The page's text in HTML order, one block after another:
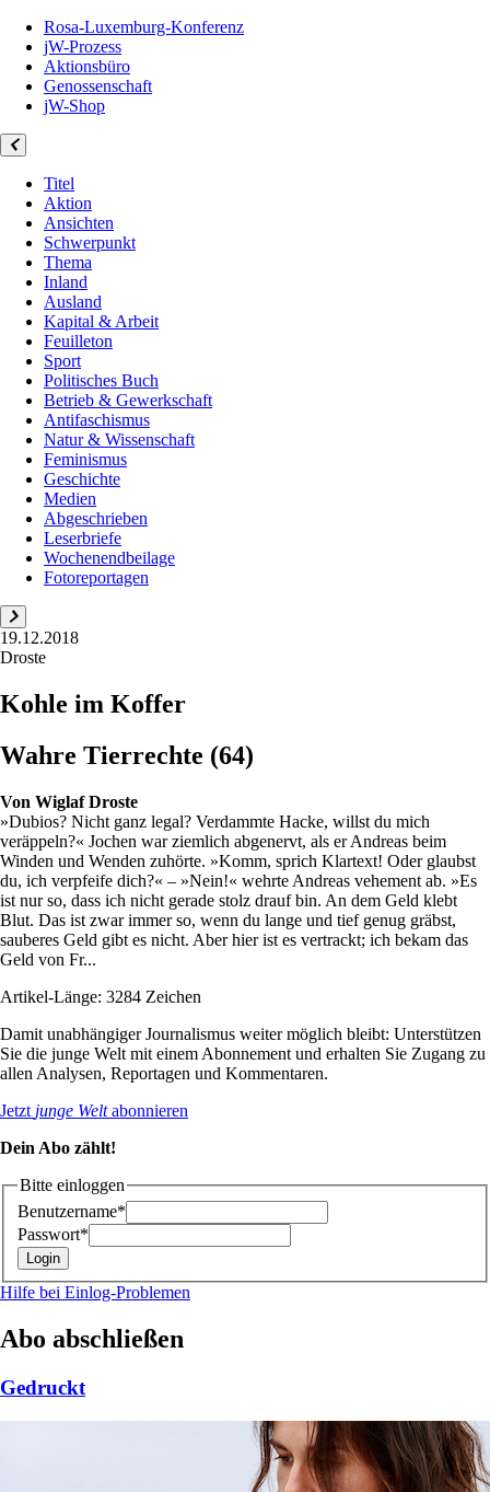
Rosa-Luxemburg-Konferenz
jW-Prozess
Aktionsbüro
Genossenschaft
jW-Shop
Titel
Aktion
Ansichten
Schwerpunkt
Thema
Inland
Ausland
Kapital & Arbeit
Feuilleton
Sport
Politisches Buch
Betrieb & Gewerkschaft
Antifaschismus
Natur & Wissenschaft
Feminismus
Geschichte
Medien
Abgeschrieben
Leserbriefe
Wochenendbeilage
Fotoreportagen
19.12.2018
Droste
Kohle im Koffer
Wahre Tierrechte (64)
Von Wiglaf Droste
»Dubios? Nicht ganz legal? Verdammte Hacke, willst du mich
veräppeln?« Jochen war ziemlich abgenervt, als er Andreas beim
Winden und Wenden zuhörte. »Komm, sprich Klartext! Oder glaubst
du, ich verpfeife dich?« – »Nein!« wehrte Andreas vehement ab. »Es
ist nur so, dass ich nicht gerade stolz drauf bin. An dem Geld klebt
Blut. Das ist zwar immer so, wenn du lange und tief genug gräbst,
sauberes Geld gibt es nicht. Aber hier ist es vertrackt; ich bekam das
Geld von Fr...
Artikel-Länge: 3284 Zeichen
Damit unabhängiger Journalismus weiter möglich bleibt: Unterstützen
Sie die junge Welt mit einem Abonnement und erhalten Sie Zugang zu
allen Analysen, Reportagen und Kommentaren.
Jetzt junge Weltabonnieren
Dein Abo zählt!
Bitte einloggen
Benutzername*
Passwort*
Hilfe bei Einlog-Problemen
Abo abschließen
Gedruckt